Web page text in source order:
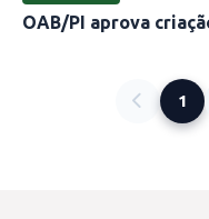
OAB/PI aprova
1